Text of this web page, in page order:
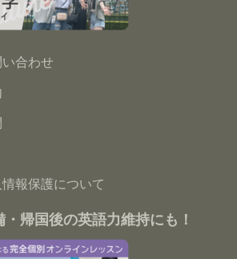
合わせ
報保護について
帰国後の英語力維持にも！